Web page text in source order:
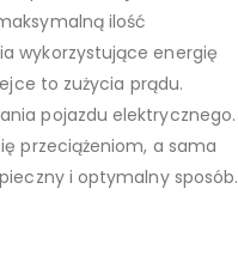
ilość
wykorzystujące energię
to zużycia prądu.
pojazdu elektrycznego.
przeciążeniom, a sama
i optymalny sposób.